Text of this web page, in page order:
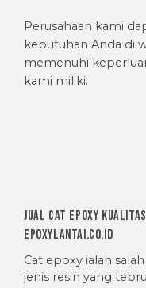
Perusahaan kami
kebutuhan Anda di
memenuhi
kami miliki.
Jual Cat Epoxy
EpoxyLantai.co.id
Cat epoxy ialah
jenis resin yang